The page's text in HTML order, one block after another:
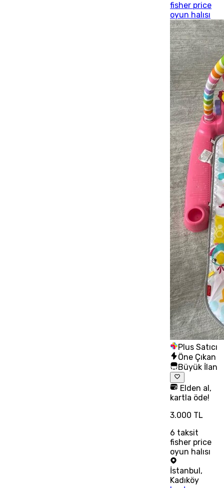
fisher price
oyun halısı
Plus Satıcı
Öne Çıkan
Büyük İlan
Elden al,
kartla öde!
3.000 TL
6 taksit
fisher price
oyun halısı
İstanbul ,
Kadıköy